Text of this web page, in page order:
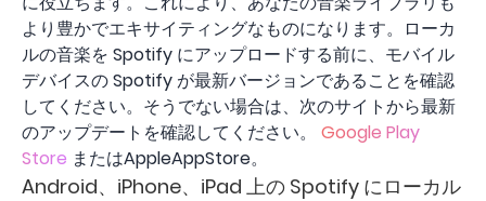
より豊かでエキサイティングなものになります。ローカ
ルの音楽を Spotify にアップロードする前に、モバイル
デバイスの Spotify が最新バージョンであることを確認
してください。そうでない場合は、次のサイトから最新
のアップデートを確認してください。 Google Play
Store またはAppleAppStore。
Android、iPhone、iPad 上の Spotify にローカル